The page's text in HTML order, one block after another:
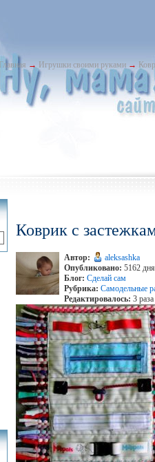
Главная → Игрушки своими руками →
Коврик с
Автор:
aleksashka
Опубликовано: 5162
Блог: Сделай сам
Рубрика: Самодельные
Редактировалось: 3